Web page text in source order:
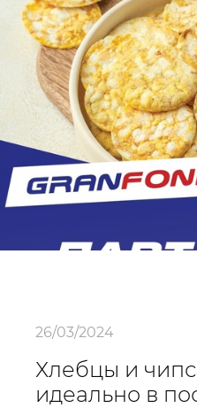
26/03/2024
Хлебцы и
идеально в